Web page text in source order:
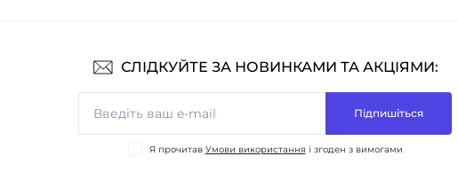
СЛІДКУЙТЕ ЗА НОВИНКАМИ ТА АКЦІЯМИ:
Підпишіться
Я прочитав Умови використання і згоден з вимогами